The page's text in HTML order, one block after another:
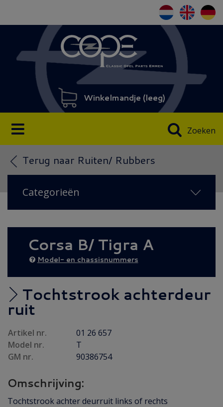
Winkelmandje (leeg)
Zoeken
Terug naar Ruiten/ Rubbers
Categorieën
NIEUW 2026(18)
Diesel AANBIEDING (21)
Achteras (17)
Bumper/ Spoiler/ Spiegel
Carrosserie (71)
Electrisch/ Verlichting(59)
Emblemen/ Sierlijsten(40)
Gebruikt(5)
Interieur/ Instrumenten (100)
Corsa B/ Tigra A
Model- en chassisnummers
Tochtstrook achterdeur
ruit
Artikel nr.
01 26 657
Model nr.
T
GM nr.
90386754
Omschrijving:
Tochtstrook achter deurruit links of rechts